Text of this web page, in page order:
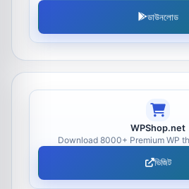
ডাউনলোড
WPShop.net
Download 8000+ Premium WP
ভিজিট